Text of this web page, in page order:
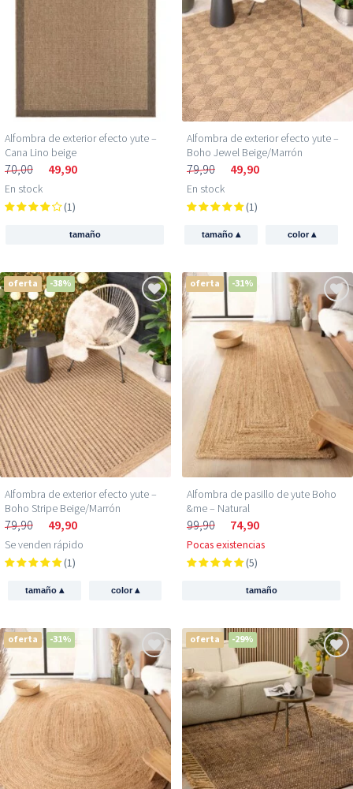
Alfombra de exterior efecto yute –
Cana Lino beige
70,00 49,90
En stock
(1)
tamaño
Alfombra de exterior efecto yute –
Boho Jewel Beige/Marrón
79,90 49,90
En stock
(1)
tamaño ▴ color▴
oferta -38%
Alfombra de exterior efecto yute –
Boho Stripe Beige/Marrón
79,90 49,90
Se venden rápido
(1)
tamaño ▴ color▴
oferta -31%
Alfombra de pasillo de yute Boho
&me – Natural
99,90 74,90
Pocas existencias
(5)
tamaño
oferta -31% oferta -29%